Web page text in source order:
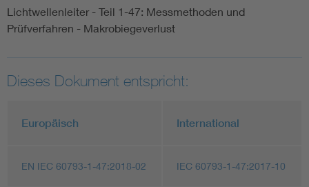
Lichtwellenleiter - Teil 1-47: Messmethoden und
Prüfverfahren - Makrobiegeverlust
Dieses Dokument entspricht:
Europäisch International
EN IEC 60793-1-47:2018-02 IEC 60793-1-47:2017-10